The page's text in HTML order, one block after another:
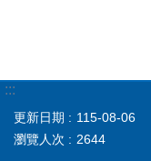
:::
更新日期
115-08-06
瀏覽人次
2644